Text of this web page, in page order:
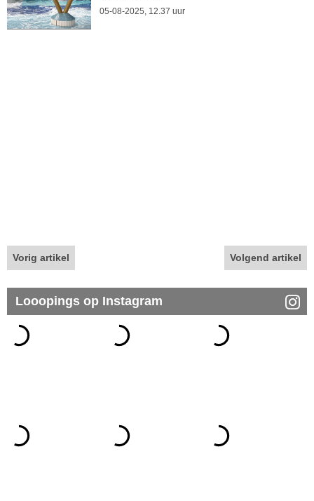
05-08-2025, 12.37 uur
Vorig artikel Volgend artikel
Looopings op Instagram